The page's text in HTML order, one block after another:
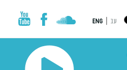
עב ENG